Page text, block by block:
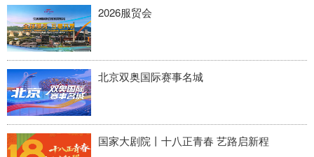
2026服贸会
北京双奥国际赛事名城
国家大剧院丨十八正青春 艺路启新程